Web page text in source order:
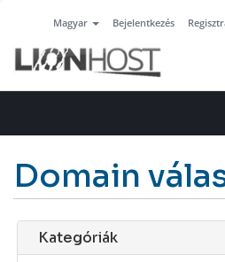
Magyar Bejelentkezés
Domain
Kategóriák